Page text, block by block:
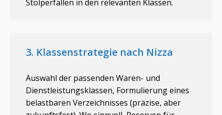
Stolperfallen in den relevanten Klassen.
3. Klassenstrategie nach Nizza
Auswahl der passenden Waren- und
Dienstleistungsklassen, Formulierung eines
belastbaren Verzeichnisses (präzise, aber